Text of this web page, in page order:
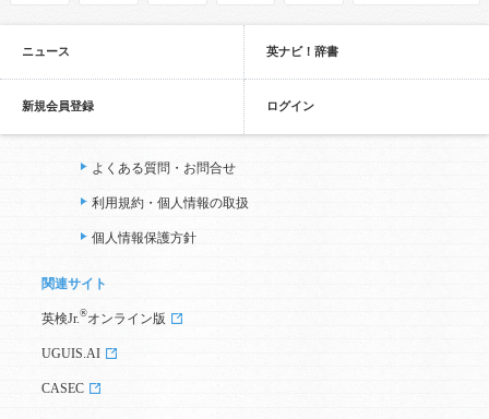
ニュース 英ナビ！辞書
新規会員登録 ログイン
よくある質問・お問合せ
利用規約・個人情報の取扱
個人情報保護方針
関連サイト
英検Jr. ®オンライン版
UGUIS.AI
CASEC